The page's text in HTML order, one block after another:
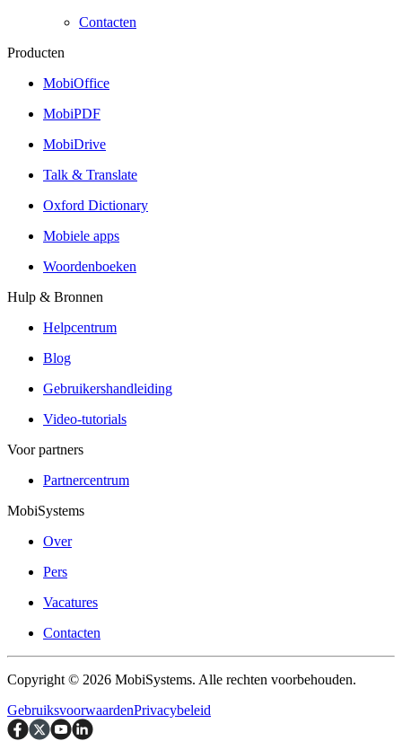
Contacten
Producten
MobiOffice
MobiPDF
MobiDrive
Talk & Translate
Oxford Dictionary
Mobiele apps
Woordenboeken
Hulp & Bronnen
Helpcentrum
Blog
Gebruikershandleiding
Video-tutorials
Voor partners
Partnercentrum
MobiSystems
Over
Pers
Vacatures
Contacten
Copyright © 2026 MobiSystems. Alle rechten voorbehouden.
GebruiksvoorwaardenPrivacybeleid